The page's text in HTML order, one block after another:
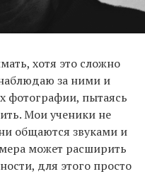
хотя это сложно
за ними и
фотографии, пытаясь
Мои ученики не
общаются звуками и
может расширить
для этого просто